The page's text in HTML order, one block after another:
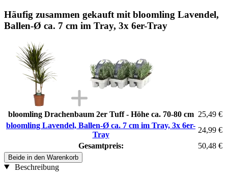
Häufig zusammen gekauft mit bloomling Lavendel,
Ballen-Ø ca. 7 cm im Tray, 3x 6er-Tray
bloomling Drachenbaum 2er Tuff - Höhe ca. 70-80 cm 25,49 €
bloomling Lavendel, Ballen-Ø ca. 7 cm im Tray, 3x 6er-
Tray
24,99 €
Gesamtpreis:
50,48 €
Beide in den Warenkorb
Beschreibung